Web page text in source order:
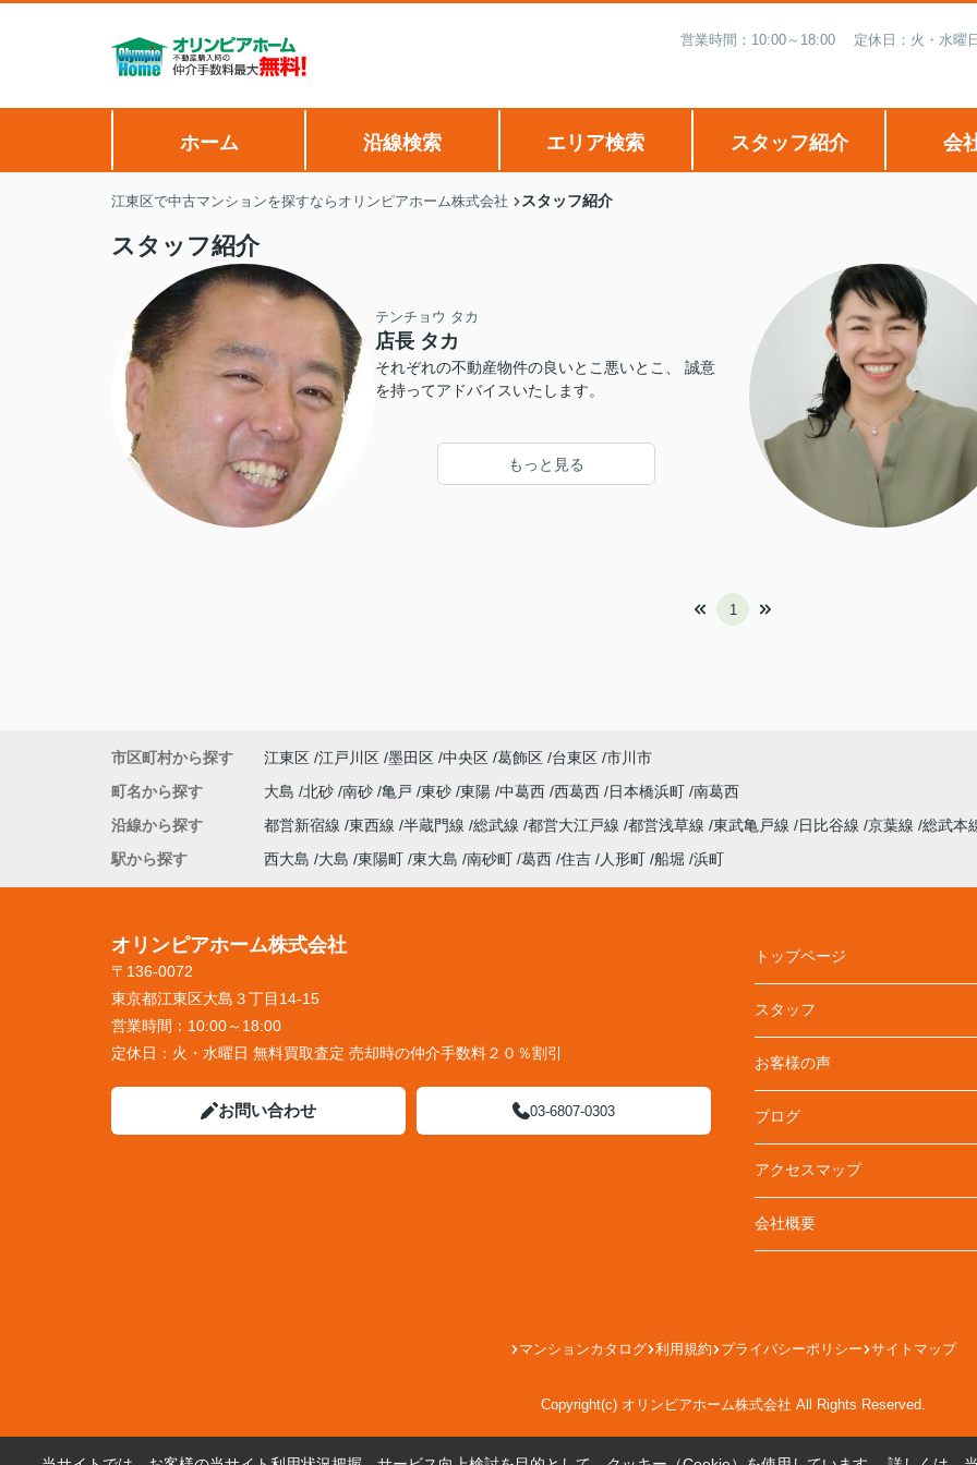
営業時間：10:00～18:00 定休日：火・水曜
ホーム 沿線検索 エリア検索 スタッフ紹介 会
江東区で中古マンションを探すならオリンピアホーム株式会社 スタッフ紹介
スタッフ紹介
テンチョウ タカ
店長 タカ
それぞれの不動産物件の良いとこ悪いとこ、 誠意
を持ってアドバイスいたします。
もっと見る
1
市区町村から探す 江東区 江戸川区 墨田区 中央区 葛飾区 台東区 市川市
町名から探す
大島 北砂 南砂 亀戸 東砂 東陽 中葛西 西葛西 日本橋浜町 南葛西
沿線から探す
都営新宿線 東西線 半蔵門線 総武線 都営大江戸線 都営浅草線 東武亀戸線 日比谷線 京葉線 総武本
駅から探す
西大島 大島 東陽町 東大島 南砂町 葛西 住吉 人形町 船堀 浜町
オリンピアホーム株式会社
〒136-0072
東京都江東区大島３丁目14-15
営業時間： 10:00～18:00
定休日： 火・水曜日 無料買取査定 売却時の仲介手数料２０％割引
お問い合わせ 03-6807-0303
トップページ
スタッフ
お客様の声
ブログ
アクセスマップ
会社概要
マンションカタログ 利用規約 プライバシーポリシー サイトマップ
Copyright(c) オリンピアホーム株式会社 All Rights Reserved.